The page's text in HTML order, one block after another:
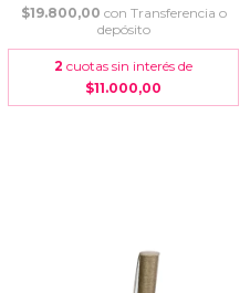
$19.800,00 con Transferencia o
depósito
2 cuotas sin interés de
$11.000,00